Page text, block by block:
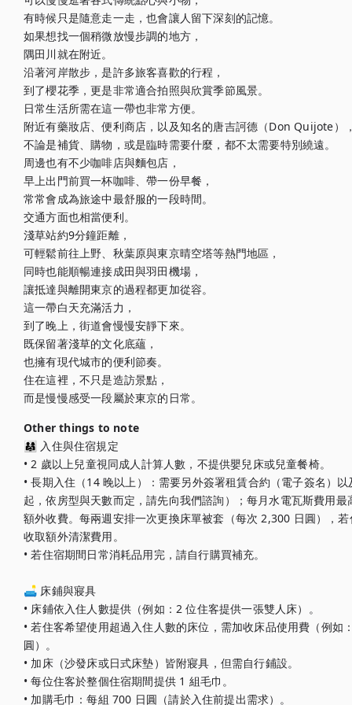
有時候只是隨意走一走，也會讓人留下深刻的記憶。
如果想找一個稍微放慢步調的地方，
隅田川就在附近。
沿著河岸散步，是許多旅客喜歡的行程，
到了櫻花季，更是非常適合拍照與欣賞季節風景。
日常生活所需在這一帶也非常方便。
附近有藥妝店、便利商店，以及知名的唐吉訶德（Don Quijote）
不論是補貨、購物，或是臨時需要什麼，都不太需要特別繞遠。
周邊也有不少咖啡店與麵包店，
早上出門前買一杯咖啡、帶一份早餐，
常常會成為旅途中最舒服的一段時間。
交通方面也相當便利。
淺草站約9分鐘距離，
可輕鬆前往上野、秋葉原與東京晴空塔等熱門地區，
同時也能順暢連接成田與羽田機場，
讓抵達與離開東京的過程都更加從容。
這一帶白天充滿活力，
到了晚上，街道會慢慢安靜下來。
既保留著淺草的文化底蘊，
也擁有現代城市的便利節奏。
住在這裡，不只是造訪景點，
而是慢慢感受一段屬於東京的日常。
Other things to note
👨‍👩‍👧 入住與住宿規定
• 2 歲以上兒童視同成人計算人數，不提供嬰兒床或兒童餐椅。
• 長期入住（14 晚以上）：需要另外簽署租賃合約（電子簽名）
起，依房型與天數而定，請先向我們諮詢）；每月水電瓦斯費用
額外收費。每兩週安排一次更換床單被套（每次 2,300 日圓），
收取額外清潔費用。
• 若住宿期間日常消耗品用完，請自行購買補充。
🛋️ 床鋪與寢具
• 床鋪依入住人數提供（例如：2 位住客提供一張雙人床）。
• 若住客希望使用超過入住人數的床位，需加收床品使用費（例
圓）。
• 加床（沙發床或日式床墊）皆附寢具，但需自行鋪設。
• 每位住客於整個住宿期間提供 1 組毛巾。
• 加購毛巾：每組 700 日圓（請於入住前提出需求）。